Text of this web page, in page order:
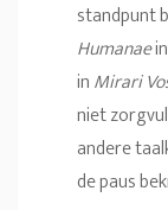
standpunt
Humanae
inMirari
niet
andere
de paus